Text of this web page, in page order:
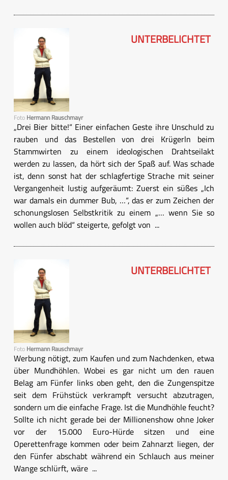
Foto Hermann Rauschmayr
UNTERBELICHTET
„Drei Bier bitte!“ Einer einfachen Geste ihre Unschuld zu
rauben und das Bestellen von drei Krügerln beim
Stammwirten zu einem ideologischen Drahtseilakt
werden zu lassen, da hört sich der Spaß auf. Was schade
ist, denn sonst hat der schlagfertige Strache mit seiner
Vergangenheit lustig aufgeräumt: Zuerst ein süßes „Ich
war damals ein dummer Bub, …“, das er zum Zeichen der
schonungslosen Selbstkritik zu einem „… wenn Sie so
wollen auch blöd“ steigerte, gefolgt von ...
Foto Hermann Rauschmayr
UNTERBELICHTET
Werbung nötigt, zum Kaufen und zum Nachdenken, etwa
über Mundhöhlen. Wobei es gar nicht um den rauen
Belag am Fünfer links oben geht, den die Zungenspitze
seit dem Frühstück verkrampft versucht abzutragen,
sondern um die einfache Frage. Ist die Mundhöhle feucht?
Sollte ich nicht gerade bei der Millionenshow ohne Joker
vor der 15.000 Euro-Hürde sitzen und eine
Operettenfrage kommen oder beim Zahnarzt liegen, der
den Fünfer abschabt während ein Schlauch aus meiner
Wange schlürft, wäre ...